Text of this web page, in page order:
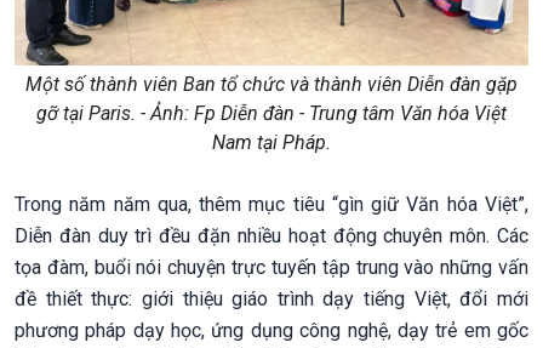
Một số thành viên Ban tổ chức và thành viên Diễn đàn gặp
gỡ tại Paris. - Ảnh: Fp Diễn đàn - Trung tâm Văn hóa Việt
Nam tại Pháp.
Trong năm năm qua, thêm mục tiêu “gìn giữ Văn hóa Việt”,
Diễn đàn duy trì đều đặn nhiều hoạt động chuyên môn. Các
tọa đàm, buổi nói chuyện trực tuyến tập trung vào những vấn
đề thiết thực: giới thiệu giáo trình dạy tiếng Việt, đổi mới
phương pháp dạy học, ứng dụng công nghệ, dạy trẻ em gốc